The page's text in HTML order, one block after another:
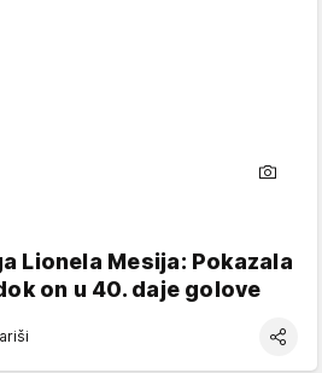
Lionela Mesija: Pokazala
on u 40. daje golove